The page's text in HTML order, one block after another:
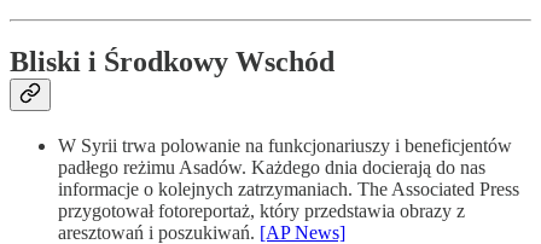
Bliski i Środkowy Wschód
W Syrii trwa polowanie na funkcjonariuszy i beneficjentów
padłego reżimu Asadów. Każdego dnia docierają do nas
informacje o kolejnych zatrzymaniach. The Associated Press
przygotował fotoreportaż, który przedstawia obrazy z
aresztowań i poszukiwań. [AP News]